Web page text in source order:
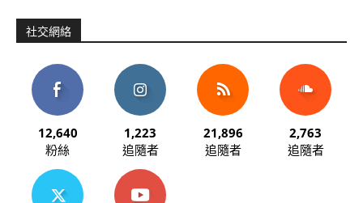
社交網絡
12,640
粉絲
1,223
追隨者
21,896
追隨者
2,763
追隨者